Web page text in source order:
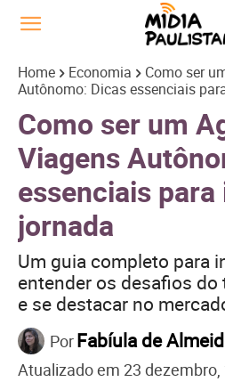
Home Economia
Como ser
Autônomo: Dicas essenciais
Como ser um
Viagens
essenciais
jornada
Um guia completo para
entender os desafios
e se destacar no
PorFabíula de
Atualizado em 23 dezembro,